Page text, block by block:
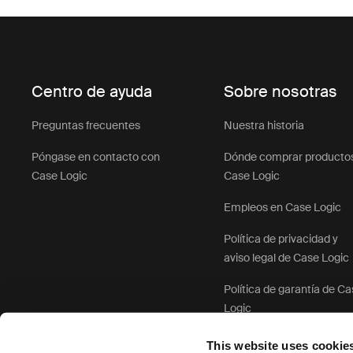
This website uses
Centro de ayuda
Preguntas frecuentes
Póngase en contacto con
Case Logic
Sobre nosotras
Nuestra historia
Dónde comprar
Case Logic
Empleos en Case Logic
Política de privacidad y
aviso legal de Case Logic
Política de garantía de
Logic